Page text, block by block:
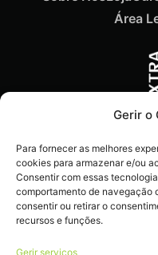
Gerir o
Para fornecer as melhores
cookies para armazenar e/ou
Consentir com essas
comportamento de navegação
consentir ou retirar o
recursos e funções.
Gerir serviços
Área